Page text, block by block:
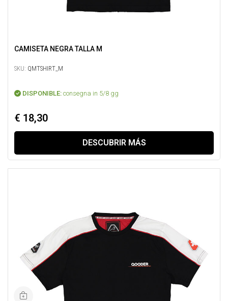
CAMISETA NEGRA TALLA M
SKU: QMTSHIRT_M
DISPONIBLE: consegna in 5/8 gg
€ 18,30
DESCUBRIR MÁS